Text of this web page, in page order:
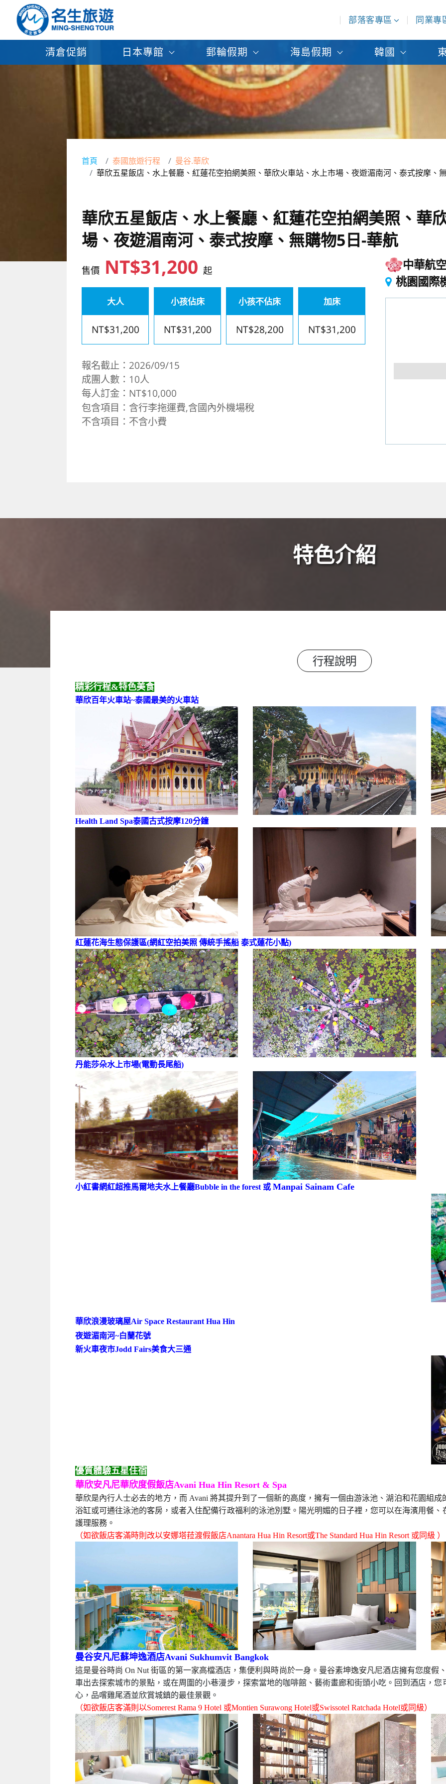
部落客專區 同業專
清倉促銷 日本專館 郵輪假期 海島假期 韓國
首頁 泰國旅遊行程
曼谷.華欣
華欣五星飯店、水上餐廳、紅蓮花空拍網美照、華欣火車站、水上市場、夜遊湄南河、泰式按摩、
華欣五星飯店、水上餐廳、紅蓮花空拍網美照、華
場、夜遊湄南河、泰式按摩、無購物5日-華航
售價 NT$31,200起
大人
NT$31,200
小孩佔床
NT$31,200
小孩不佔床
NT$28,200
加床
NT$31,200
報名截止：2026/09/15
成團人數：10人
每人訂金：NT$10,000
包含項目：含行李拖運費,含國內外機場稅
不含項目：不含小費
中華航
桃園國際
特色介紹
行程說明
精彩行程&特色美食
華欣百年火車站~泰國最美的火車站
Health Land Spa泰國古式按摩120分鐘
紅蓮花海生態保護區(網紅空拍美照 傳統手搖船 泰式蓮花小點)
丹能莎朵水上市場(電動長尾船)
小紅書網紅超推馬爾地夫水上餐廳Bubble in the forest 或 Manpai Sainam Cafe
華欣浪漫玻璃屋Air Space Restaurant Hua Hin
優質體驗五星住宿
華欣安凡尼華欣度假飯店Avani Hua Hin Resort & Spa
華欣是內行人士必去的地方，而 Avani 將其提升到了一個新的高度，擁有一個由游泳池、湖泊和花園組
浴缸或可通往泳池的客房，或者入住配備行政福利的泳池別墅。陽光明媚的日子裡，您可以在海濱用餐
護理服務。
（如欲飯店客滿時則改以安娜塔菈渡假飯店Anantara Hua Hin Resort或The Standard Hua Hin Resort 或同級 ）